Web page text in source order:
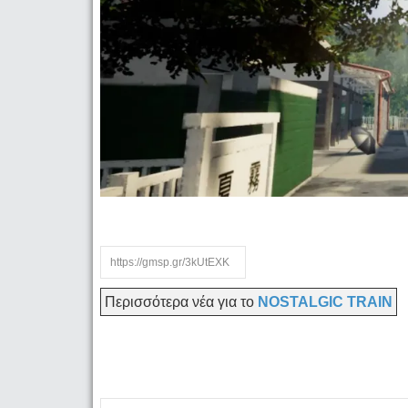
Περισσότερα νέα για το NOSTALGIC TRAIN